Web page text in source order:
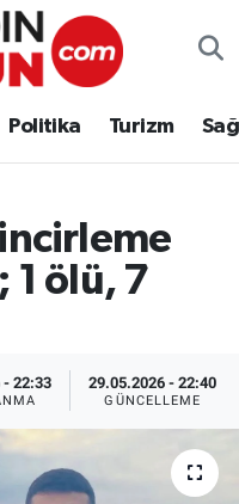
Politika Turizm
1 ölü, 7
- 22:33 29.05.2026 - 22:40
GÜNCELLEME
Fikstür